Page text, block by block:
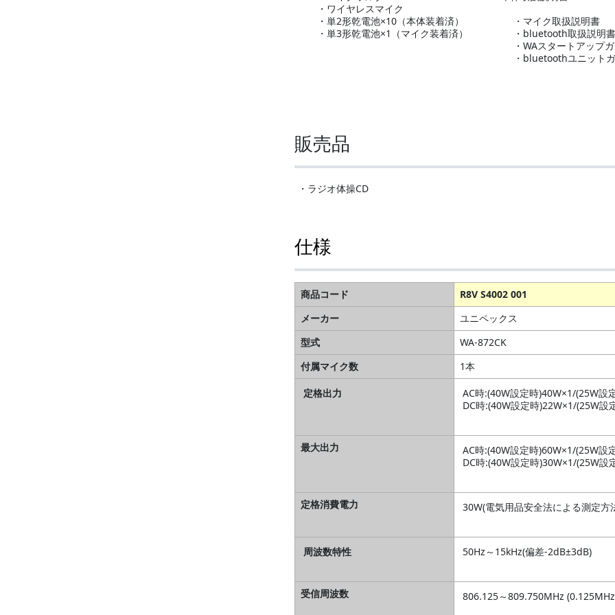
・ワイヤレスマイク
・単2形乾電池×10（本体装着済）
・単3形乾電池×1（マイク装着済）
・マイク取扱説明書
・bluetooth取扱説明書
・WAスタートアップ
・bluetoothユニット
販売品
・ラジオ体操CD
仕様
商品コード
R8V S4002 001
メーカー
ユニペックス
型式
WA-872CK
付属マイク数
1本
定格出力
AC時:(40W設定時)40W×1/(25W設
DC時:(40W設定時)22W×1/(25W設
最大出力
AC時:(40W設定時)60W×1/(25W設
DC時:(40W設定時)30W×1/(25W設
定格消費電力 30W(電気用品安全法による測定方
周波数特性 50Hz～15kHz(偏差-2dB±3dB)
受信周波数 806.125～809.750MHz